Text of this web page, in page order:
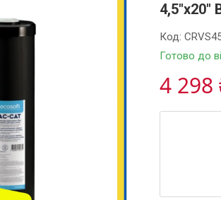
4,5"х20"
Готово до
Код:
4 298